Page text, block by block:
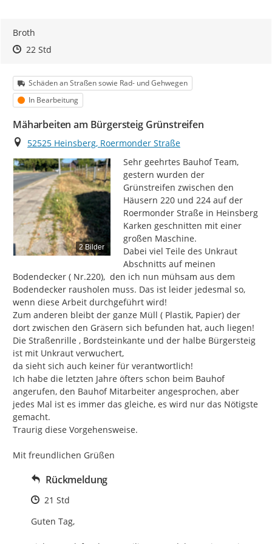
Broth
Zeitpunkt des Erstellens
Zeitpunkt des Erstellens
22 StdZur Äußerung
Kategorie
Schäden an Straßen sowie Rad- und Gehwegen
Status
In Bearbeitung
Mäharbeiten am Bürgersteig Grünstreifen
Ort
52525 Heinsberg, Roermonder Straße
2 Bilder
Sehr geehrtes Bauhof Team,
gestern wurden der
Grünstreifen zwischen den
Häusern 220 und 224 auf der
Roermonder Straße in Heinsberg
Karken geschnitten mit einer
großen Maschine.
Dabei viel Teile des Unkraut
Abschnitts auf meinen
Bodendecker ( Nr.220),  den ich nun mühsam aus dem
Bodendecker rausholen muss. Das ist leider jedesmal so,
wenn diese Arbeit durchgeführt wird!
Zum anderen bleibt der ganze Müll ( Plastik, Papier) der
dort zwischen den Gräsern sich befunden hat, auch liegen!
Die Straßenrille , Bordsteinkante und der halbe Bürgersteig
ist mit Unkraut verwuchert,
da sieht sich auch keiner für verantwortlich!
Ich habe die letzten Jahre öfters schon beim Bauhof
angerufen, den Bauhof Mitarbeiter angesprochen, aber
jedes Mal ist es immer das gleiche, es wird nur das Nötigste
gemacht.
Traurig diese Vorgehensweise.
Mit freundlichen Grüßen
Rückmeldung
Zeitpunkt des Erstellens
21 Std
Guten Tag,